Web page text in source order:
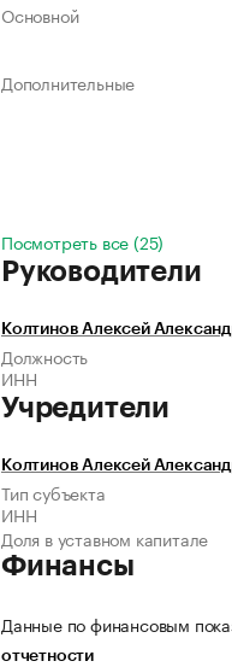
Основной
Дополнительные
Посмотреть все (25)
Руководители
Колтинов Алексей
Должность
ИНН
Учредители
Колтинов Алексей
Тип субъекта
ИНН
Доля в уставном капитале
Финансы
Данные по финансовым
отчетности